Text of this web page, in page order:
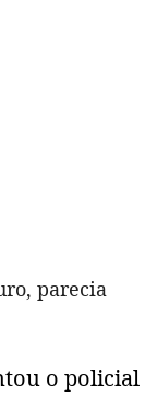
parecia
o policial